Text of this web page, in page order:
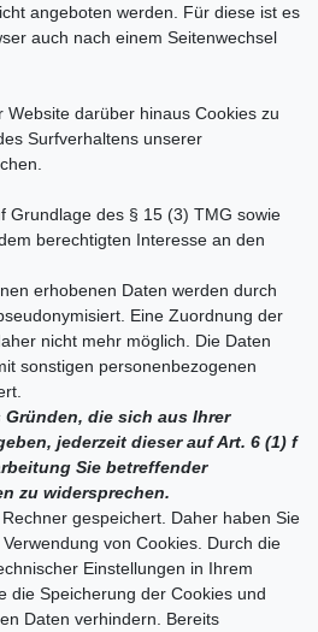
angeboten werden. Für diese ist es
auch nach einem Seitenwechsel
darüber hinaus Cookies zu
Surfverhaltens unserer
Grundlage des § 15 (3) TMG sowie
berechtigten Interesse an den
erhobenen Daten werden durch
Eine Zuordnung der
nicht mehr möglich. Die Daten
sonstigen personenbezogenen
die sich aus Ihrer
jederzeit dieser auf Art. 6 (1) f
Sie betreffender
zu widersprechen.
gespeichert. Daher haben Sie
von Cookies. Durch die
Einstellungen in Ihrem
die Speicherung der Cookies und
Daten verhindern. Bereits